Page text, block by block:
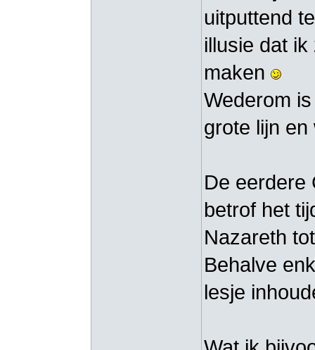
uitputtend
illusie dat
maken
Wederom
grote lijn
De eerdere
betrof het
Nazareth
Behalve
lesje